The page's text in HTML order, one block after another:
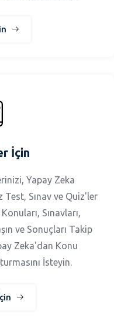
İçin
Yapay Zeka
Test, Sınav ve Quiz'ler
Sınavları,
ve Sonuçları Takip
Zeka'dan Konu
İsteyin.